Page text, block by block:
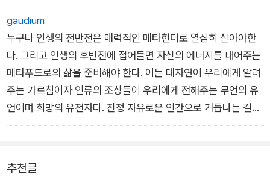
0년 전 그만두셨던 학교에서 있었던 이야기를 들어드리고, 재작
년에 돌아가신 아버지를 매일같이 함께 기다리며 아버지 몫까지
밥상을 차리는 일을 반복했다. 변화는 나와 어머니 모두에게 찾아
왔다. 매일 12층 아파트를 오르내리면 몸에 쌓인 지방이 빠지는
것처럼 내 삶에 쌓인 과잉도 정리되어갔다. 어머니의 인지능력이
향상
gaudium
누구나 인생의 전반전은 매력적인 메타헌터로 열심히 살아야한
다. 그리고 인생의 후반전에 접어들면 자신의 에너지를 내어주는
메타푸드로의 삶을 준비해야 한다. 이는 대자연이 우리에게 알려
주는 가르침이자 인류의 조상들이 우리에게 전해주는 무언의 유
언이며 희망의 유전자다. 진정 자유로운 인간으로 거듭나는 길이
며, 진짜 인간다움의 출발점이다.
추천글